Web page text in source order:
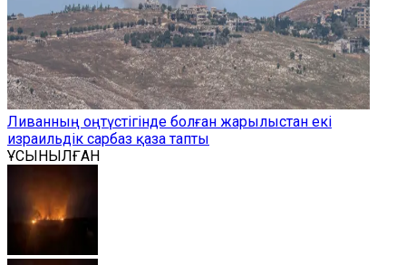
Ливанның оңтүстігінде болған жарылыстан екі
израильдік сарбаз қаза тапты
ҰСЫНЫЛҒАН